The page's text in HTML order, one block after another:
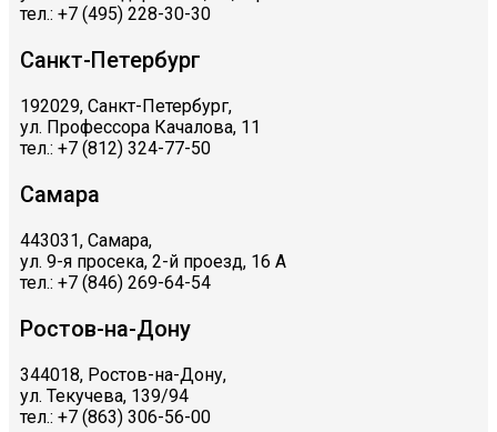
тел.: +7 (495) 228-30-30
Санкт-Петербург
192029, Санкт-Петербург,
ул. Профессора Качалова, 11
тел.: +7 (812) 324-77-50
Самара
443031, Самара,
ул. 9-я просека, 2-й проезд, 16 А
тел.: +7 (846) 269-64-54
Ростов-на-Дону
344018, Ростов-на-Дону,
ул. Текучева, 139/94
тел.: +7 (863) 306-56-00